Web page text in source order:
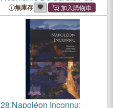
無庫存
28.Napoléon Inconnu: